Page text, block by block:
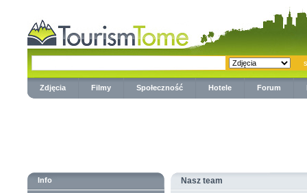
Zdjęcia Filmy Społeczność Hotele Forum
Info Nasz team